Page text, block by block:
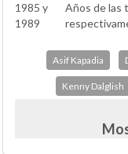
1985 y
1989
Años de las
Asif Kapadia
Kenny Dalglish